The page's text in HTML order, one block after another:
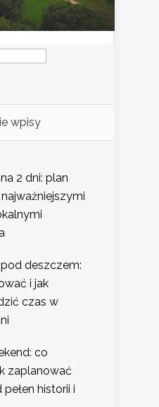
wpisy
2 dni: plan
deszczem:
i jak
czas w
co
zaplanować
historii i